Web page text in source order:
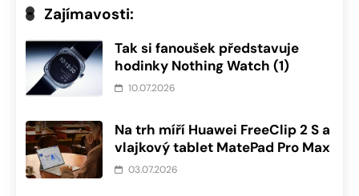
Zajímavosti:
Tak si fanoušek představuje
hodinky Nothing Watch (1)
10.07.2026
Na trh míří Huawei FreeClip 2 S a
vlajkový tablet MatePad Pro Max
03.07.2026